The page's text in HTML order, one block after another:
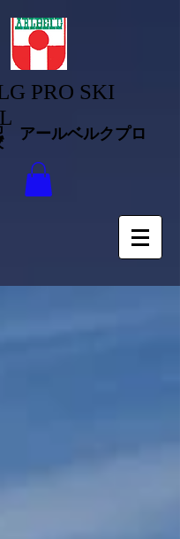
PRO SKI
アールベルクプロ